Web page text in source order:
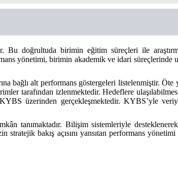
Bu doğrultuda birimin eğitim süreçleri ile
yönetimi, birimin akademik ve idari süreçlerinde
bağlı alt performans göstergeleri listelenmiştir. Öte
tarafından izlenmektedir. Hedeflere
üzerinden gerçekleşmektedir. KYBS’yle
tanımaktadır. Bilişim sistemleriyle
bakış açısını yansıtan performans yönetimi